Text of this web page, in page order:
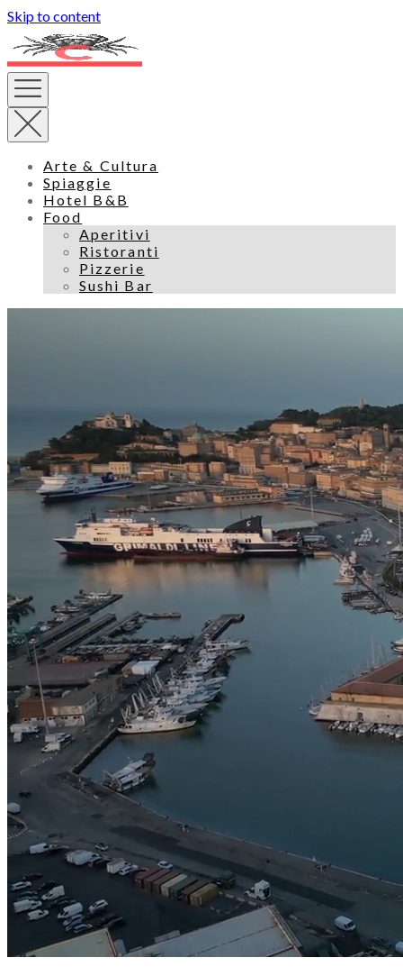
Skip to content
Arte & Cultura
Spiaggie
Hotel B&B
Food
Aperitivi
Ristoranti
Pizzerie
Sushi Bar